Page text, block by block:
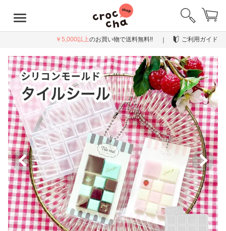
￥5,000以上のお買い物で送料無料!! ご利用ガイド